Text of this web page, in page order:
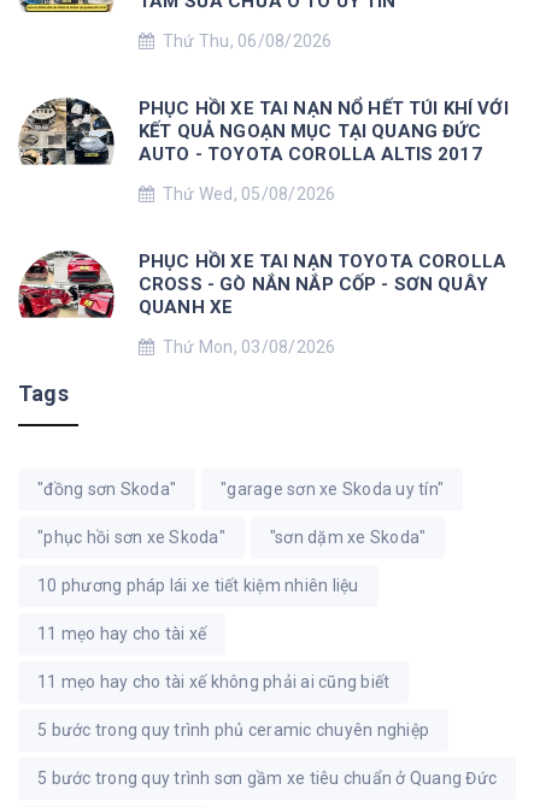
Thứ Thu, 06/08/2026
PHỤC HỒI XE TAI NẠN NỔ HẾT TÚI KHÍ VỚI
KẾT QUẢ NGOẠN MỤC TẠI QUANG ĐỨC
AUTO - TOYOTA COROLLA ALTIS 2017
Thứ Wed, 05/08/2026
PHỤC HỒI XE TAI NẠN TOYOTA COROLLA
CROSS - GÒ NẮN NẮP CỐP - SƠN QUÂY
QUANH XE
Thứ Mon, 03/08/2026
Tags
"đồng sơn Skoda" "garage sơn xe Skoda uy tín"
"phục hồi sơn xe Skoda" "sơn dặm xe Skoda"
10 phương pháp lái xe tiết kiệm nhiên liệu
11 mẹo hay cho tài xế
11 mẹo hay cho tài xế không phải ai cũng biết
5 bước trong quy trình phủ ceramic chuyên nghiệp
5 bước trong quy trình sơn gầm xe tiêu chuẩn ở Quang Đức